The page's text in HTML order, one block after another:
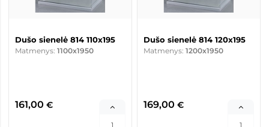
Dušo sienelė 814 110x195
Matmenys: 1100x1950
161,00 €
Dušo sienelė 814 120x195
Matmenys: 1200x1950
169,00 €